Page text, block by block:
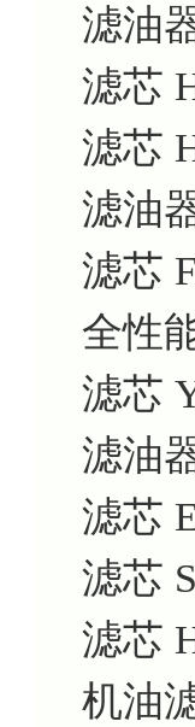
滤油
滤芯
滤芯
滤油
滤芯
全性
滤芯
滤油
滤芯
滤芯
滤芯
机油